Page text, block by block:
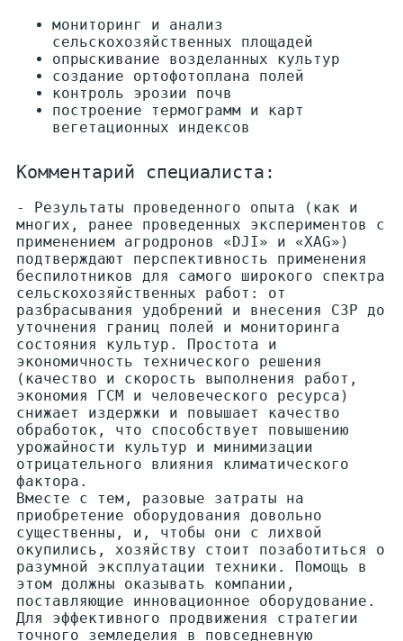
мониторинг и анализ
сельскохозяйственных площадей
опрыскивание возделанных культур
создание ортофотоплана полей
контроль эрозии почв
построение термограмм и карт
вегетационных индексов
Комментарий специалиста:
- Результаты проведенного опыта (как и
многих, ранее проведенных экспериментов с
применением агродронов «DJI» и «XAG»)
подтверждают перспективность применения
беспилотников для самого широкого спектра
сельскохозяйственных работ: от
разбрасывания удобрений и внесения СЗР до
уточнения границ полей и мониторинга
состояния культур. Простота и
экономичность технического решения
(качество и скорость выполнения работ,
экономия ГСМ и человеческого ресурса)
снижает издержки и повышает качество
обработок, что способствует повышению
урожайности культур и минимизации
отрицательного влияния климатического
фактора.
Вместе с тем, разовые затраты на
приобретение оборудования довольно
существенны, и, чтобы они с лихвой
окупились, хозяйству стоит позаботиться о
разумной эксплуатации техники. Помощь в
этом должны оказывать компании,
поставляющие инновационное оборудование.
Для эффективного продвижения стратегии
точного земледелия в повседневную